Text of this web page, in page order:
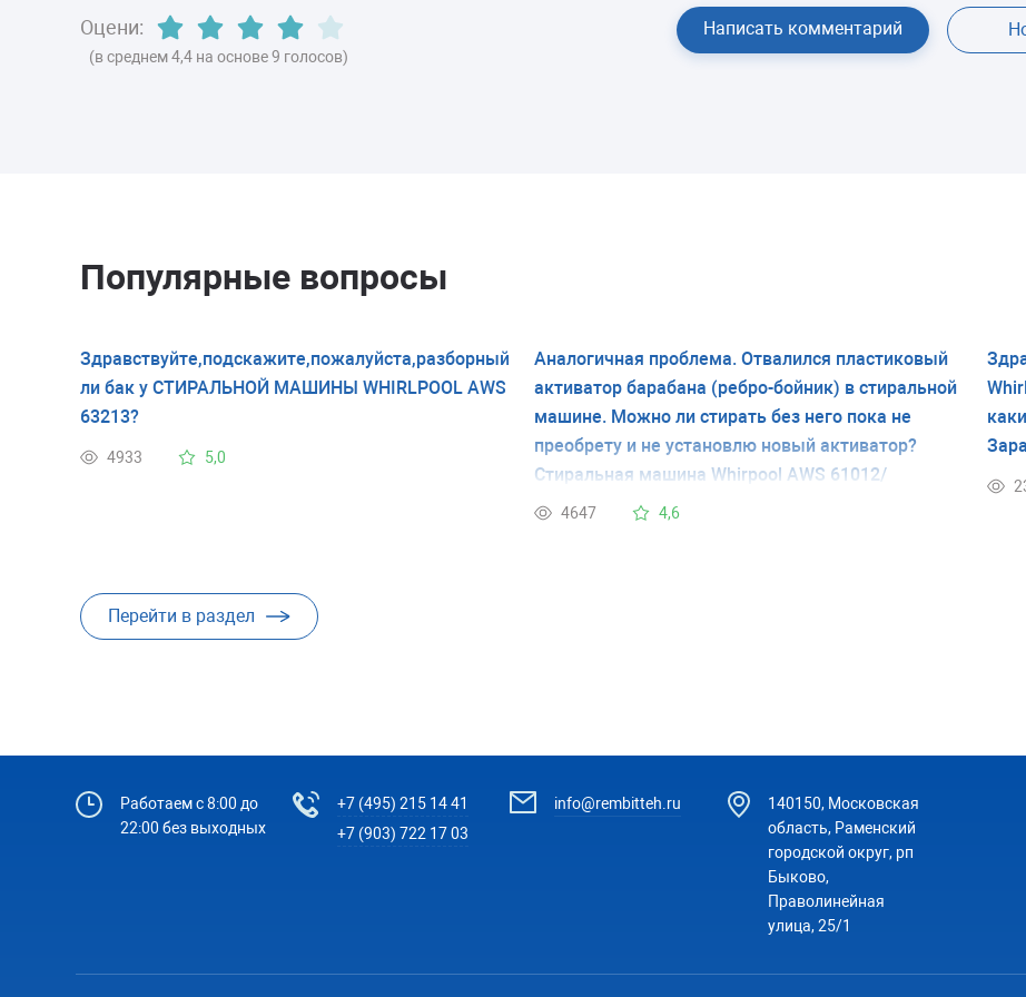
Оцени:
(в среднем 4,4 на основе 9 голосов)
Написать комментарий
Популярные вопросы
Здравствуйте,подскажите,пожалуйста,разборный
ли бак у СТИРАЛЬНОЙ МАШИНЫ WHIRLPOOL AWS
63213?
4933 5,0
Аналогичная проблема. Отвалился пластиковый
активатор барабана (ребро-бойник) в стиральной
машине. Можно ли стирать без него пока не
преобрету и не установлю новый активатор?
Стиральная машина Whirpool AWS 61012/
4647 4,6
Перейти в раздел
Работаем с 8:00 до
22:00 без выходных
+7 (495) 215 14 41
+7 (903) 722 17 03
info@rembitteh.ru
140150, Московская
область, Раменский
городской округ, рп
Быково,
Праволинейная
улица, 25/1